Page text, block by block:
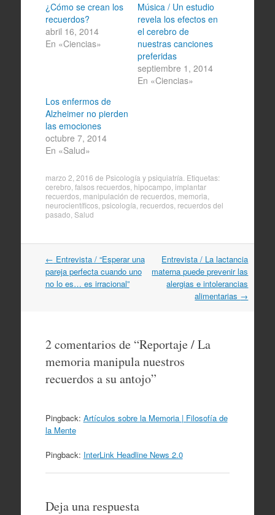
¿Cómo se crean los
recuerdos?
abril 16, 2014
En «Ciencias»
Música / Un estudio
revela los efectos en
el cerebro de
nuestras canciones
preferidas
septiembre 1, 2014
En «Ciencias»
Los enfermos de
Alzheimer no pierden
las emociones
octubre 7, 2014
En «Salud»
marzo 2, 2016 de Psicología y psiquiatría . Etiquetas:
cerebro falsos recuerdos, hipocampo implantar
recuerdos, manipulación de recuerdos, memoria
neurocientíficos, psicología recuerdos, recuerdos del
pasado Salud
Navegación
por
artículos
← Entrevista / “Esperar una
pareja perfecta cuando uno
no lo es… es irracional”
Entrevista / La lactancia
materna puede prevenir las
alergias e intolerancias
alimentarias →
2 comentarios de “Reportaje / La
memoria manipula nuestros
recuerdos a su antojo”
Pingback: Artículos sobre la Memoria | Filosofía de
la Mente
Pingback: InterLink Headline News 2.0
Deja una respuesta